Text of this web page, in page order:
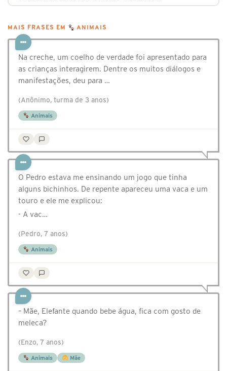
MAIS FRASES EM ANIMAIS
Na creche, um coelho de verdade foi apresentado para
as crianças interagirem. Dentre os muitos diálogos e
manifestações, deu para …
(Anônimo, turma de 3 anos)
Animais
O Pedro estava me ensinando um jogo que tinha
alguns bichinhos. De repente apareceu uma vaca e um
touro e ele me explicou:
- A vac…
(Pedro, 7 anos)
Animais
– Mãe, Elefante quando bebe água, fica com gosto de
meleca?
(Enzo, 7 anos)
Animais Mãe